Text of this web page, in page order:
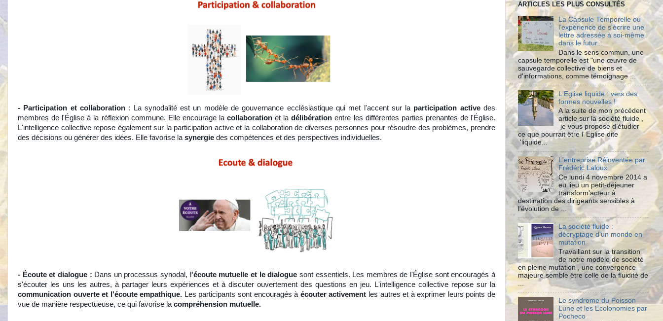
- Participation et collaboration: La synodalité est un modèle de gouvernance ecclésiastique qui met l'accent sur la participation activedes
membres de l'Église à la réflexion commune. Elle encourage la collaboration et ladélibération entre les différentes parties prenantes de l'Église.
L'intelligence collective repose également sur la participation active et la collaboration de diverses personnes pour résoudre des problèmes, prendre
des décisions ou générer des idées. Elle favorise la synergie des compétences et des perspectives individuelles.
- Écoute et dialogue : Dans un processus synodal, l 'écoute mutuelle et le dialogue sont essentiels. Les membres de l'Église sont encouragés à
s'écouter les uns les autres, à partager leurs expériences et à discuter ouvertement des questions en jeu. L'intelligence collective repose sur la
communication ouverte et l'écoute empathique. Les participants sont encouragés à écouter activement les autres et à exprimer leurs points de
vue de manière respectueuse, ce qui favorise la compréhension mutuelle.
ARTICLES LES PLUS CONSULTÉS
La Capsule Temporelle ou
l’expérience de s'écrire une
lettre adressée à soi-même
dans le futur...
Dans le sens commun, une
capsule temporelle est "une œuvre de
sauvegarde collective de biens et
d'informations, comme témoignage ...
L'Eglise liquide : vers des
formes nouvelles !
A la suite de mon précédent
article sur la société fluide ,
je vous propose d’étudier
ce que pourrait être l’ Eglise dite
'liquide...
L'entreprise Réinventée par
Frédéric Laloux
Ce lundi 4 novembre 2014 a
eu lieu un petit-déjeuner
transform'acteur à
destination des dirigeants sensibles à
l'évolution de ...
La société fluide :
décryptage d'un monde en
mutation
Travaillant sur la transition
de notre modèle de société
en pleine mutation , une convergence
majeure semble être celle de la fluidité de
...
Le syndrome du Poisson
Lune et les Ecolonomies par
Pocheco